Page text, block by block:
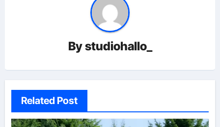
Bystudiohallo_
Related Post